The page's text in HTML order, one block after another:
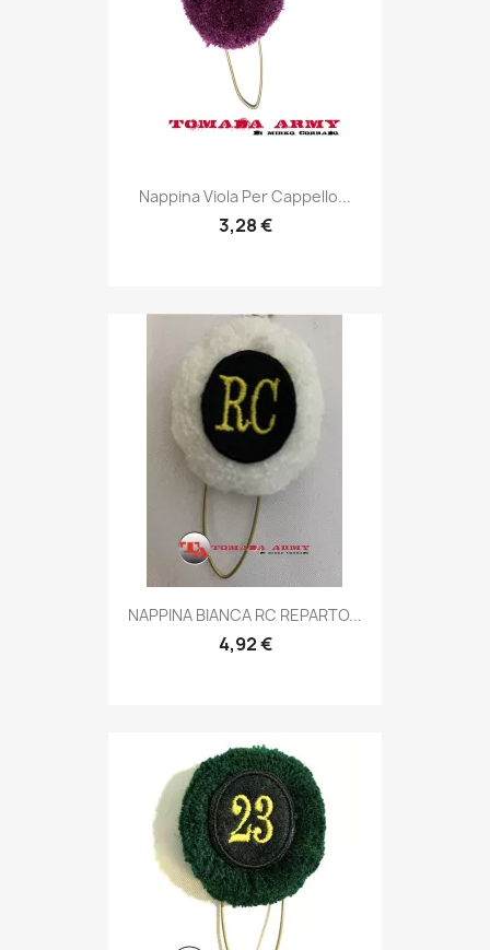
Anteprima
Nappina Viola Per Cappello...
3,28 €
Anteprima
NAPPINA BIANCA RC REPARTO...
4,92 €